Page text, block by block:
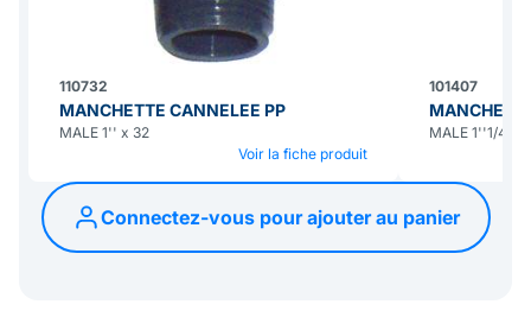
110732
MANCHETTE CANNELEE PP
MALE 1'' x 32
Voir la fiche produit
101407
MALE 1''1/4 x
Connectez-vous pour ajouter au panier